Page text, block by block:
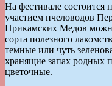
На фестивале состоится
участием пчеловодов
Прикамских Медов
сорта полезного
темные или чуть
хранящие запах родных
цветочные.